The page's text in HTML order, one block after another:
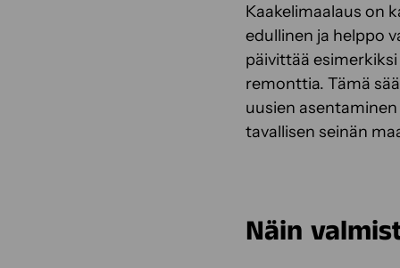
Kaakelimaalaus on
edullinen ja helppo
päivittää
remonttia. Tämä
uusien
tavallisen seinän
Näin